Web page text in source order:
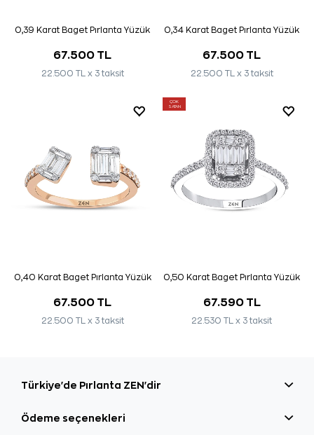
0,39 Karat Baget Pırlanta Yüzük
67.500 TL
22.500 TL x 3 taksit
0,34 Karat Baget Pırlanta Yüzük
67.500 TL
22.500 TL x 3 taksit
0,40 Karat Baget Pırlanta Yüzük
67.500 TL
22.500 TL x 3 taksit
ÇOK
SATAN
0,50 Karat Baget Pırlanta Yüzük
67.590 TL
22.530 TL x 3 taksit
Türkiye'de Pırlanta ZEN'dir
Ödeme seçenekleri